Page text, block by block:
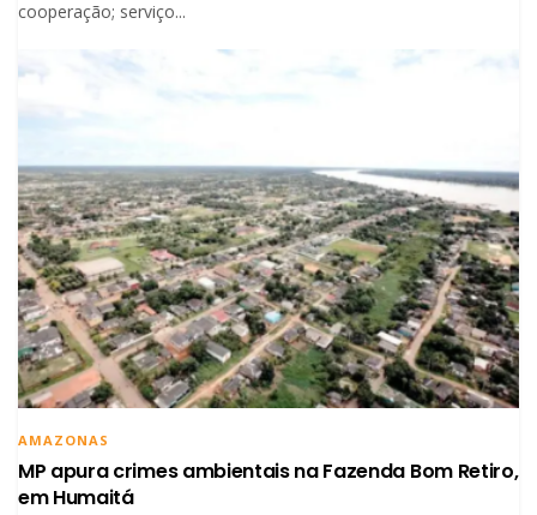
cooperação; serviço...
AMAZONAS
MP apura crimes ambientais na Fazenda Bom Retiro,
em Humaitá